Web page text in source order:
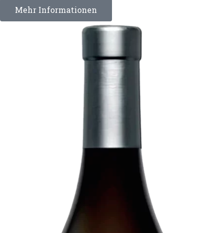
Mehr Informationen